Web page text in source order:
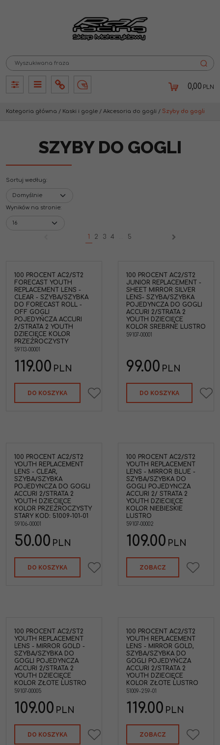
PanelPanelInfo Lang 0,00 PLN
Kategoria główna / Kaski i gogle / Akcesoria do gogli / Szyby do gogli
SZYBY DO GOGLI
Sortuj według:
Wyników na stronie:
1 2 3 4 5
100 PROCENT AC2/ST2
FORECAST YOUTH
REPLACEMENT LENS -
CLEAR - SZYBA/SZYBKA
DO FORECAST ROLL -
OFF GOGLI
POJEDYŃCZA ACCURI
2/STRATA 2 YOUTH
DZIECIĘCE KOLOR
PRZEŹROCZYSTY
59113-00001
119.00 PLN
DO KOSZYKA
100 PROCENT AC2/ST2
JUNIOR REPLACEMENT -
SHEET MIRROR SILVER
LENS- SZYBA/SZYBKA
POJEDYNCZA DO GOGLI
ACCURI 2/STRATA 2
YOUTH DZIECIĘCE
KOLOR SREBRNE LUSTRO
59107-00001
99.00 PLN
DO KOSZYKA
100 PROCENT AC2/ST2
YOUTH REPLACEMENT
LENS - CLEAR,
SZYBA/SZYBKA
POJEDYNCZA DO GOGLI
ACCURI 2/STRATA 2
YOUTH DZIECIĘCE
KOLOR PRZEŹROCZYSTY
STARY KOD: 51009-101-01
59106-00001
50.00 PLN
DO KOSZYKA
100 PROCENT AC2/ST2
YOUTH REPLACEMENT
LENS - MIRROR BLUE -
SZYBA/SZYBKA DO
GOGLI POJEDYNCZA
ACCURI 2/ STRATA 2
YOUTH DZIECIĘCE
KOLOR NIEBIESKIE
LUSTRO
59107-00002
109.00 PLN
ZOBACZ
100 PROCENT AC2/ST2
YOUTH REPLACEMENT
LENS - MIRROR GOLD -
SZYBA/SZYBKA DO
GOGLI POJEDYNCZA
ACCURI 2/STRATA 2
YOUTH DZIECIĘCE
KOLOR ZŁOTE LUSTRO
59107-00005
109.00 PLN
DO KOSZYKA
100 PROCENT AC2/ST2
YOUTH REPLACEMENT
LENS - MIRROR GOLD,
SZYBA/SZYBKA DO
GOGLI POJEDYŃCZA
ACCURI 2/STRATA 2
YOUTH DZIECIĘCE
KOLOR ZŁOTE LUSTRO
51009-259-01
119.00 PLN
ZOBACZ